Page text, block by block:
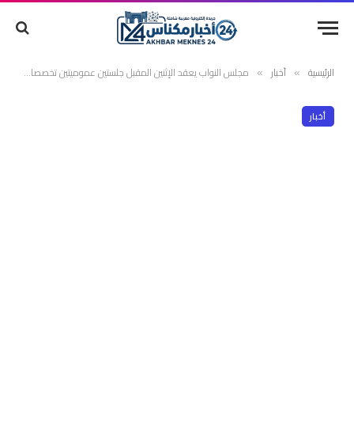
الرئيسية » أخبار » مجلس النواب يعقد الإثنين المقبل جلستين عموميتين تخصصان للأسئلة الشفوية والتصويت على مشاريع النصوص الجاهزة
أخبار